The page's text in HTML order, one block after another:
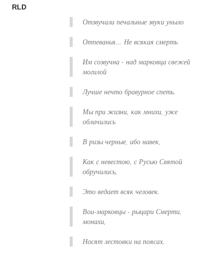
RLD
Отзвучали печальные звуки уныло
Отпеванья... Не всякая смерть
Им созвучна - над марковца свежей
могилой
Лучше нечто бравурное спеть.
Мы при жизни, как мнихи, уже
облачились
В ризы черные, ибо навек,
Как с невестою, с Русью Святой
обручились,
Это ведает всяк человек.
Вои-марковцы - рыцари Смерти,
монахи,
Носят лестовки на поясах.